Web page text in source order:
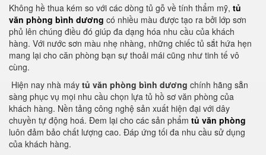
Không hề thua kém so với các dòng tủ gỗ về tính thẩm mỹ, tủ
văn phòng bình dương có nhiều màu được tạo ra bởi lớp sơn
phủ lên chúng điều đó giúp đa dạng hóa nhu cầu của khách
hàng. Với nước sơn màu nhẹ nhàng, những chiếc tủ sắt hứa hẹn
mang lại cho căn phòng bạn sự thoải mái cũng như tinh tế vô
cùng.
Hiện nay nhà máy tủ văn phòng bình dương chính hãng sẵn
sàng phục vụ mọi nhu cầu chọn lựa tủ hồ sơ văn phòng của
khách hàng. Nền tảng công nghệ sản xuất hiện đại với dây
chuyền tự động hoá. Đem lại cho các sản phẩm tủ văn phòng
luôn đảm bảo chất lượng cao. Đáp ứng tối đa nhu cầu sử dụng
của khách hàng.